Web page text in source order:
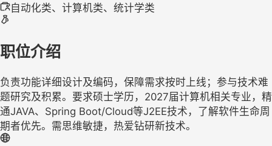
自动化类、计算机类、统计学类
职位介绍
负责功能详细设计及编码，保障需求按时上线；参与技术难
题研究及积累。要求硕士学历，2027届计算机相关专业，精
通JAVA、Spring Boot/Cloud等J2EE技术，了解软件生命周
期者优先。需思维敏捷，热爱钻研新技术。